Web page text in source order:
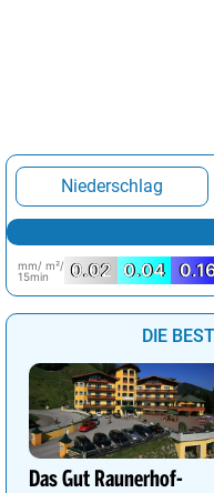
Niederschlag
mm/ m²/
15min
0.02 0.04
DIE
Das Gut Raunerhof-